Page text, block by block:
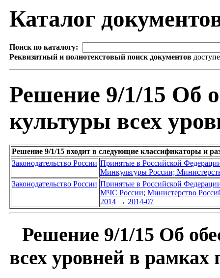
Каталог
Поиск по каталогу:
Реквизитный и полнотекстовый поиск документов
Решение 9/1/15 Об
культуры всех
Решение 9/1/15 входит в следующие классификаторы и
Законодательство России Принятые в Российской
Минкультуры России;
Законодательство России Принятые в Российской
МЧС России; Министерство
2014 → 2014-07
Решение 9/1/15 Об
всех уровней в рамках